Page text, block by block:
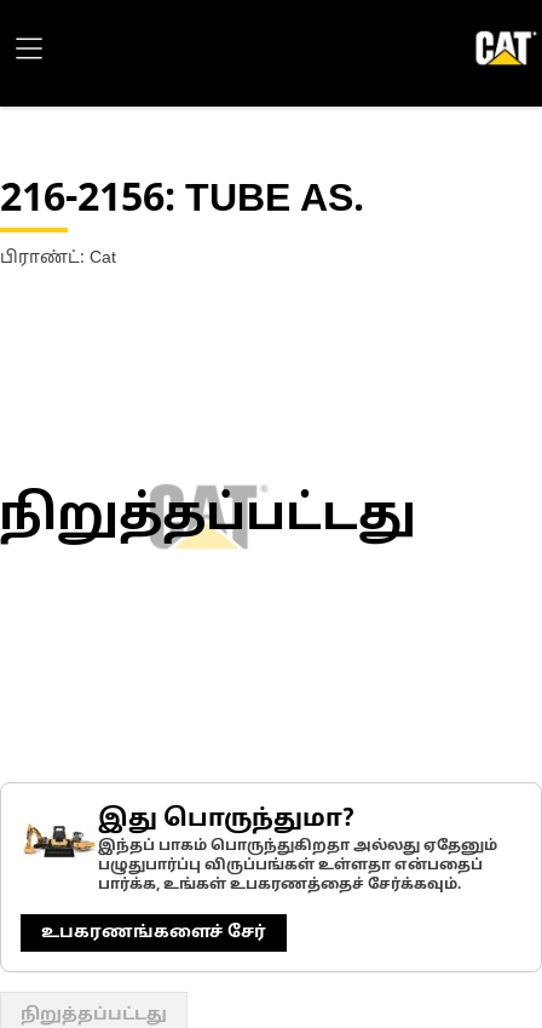
216-2156: TUBE AS.
பிராண்ட்: Cat
நிறுத்தப்பட்டது
இது பொருந்துமா?
இந்தப் பாகம் பொருந்துகிறதா அல்லது ஏதேனும்
பழுதுபார்ப்பு விருப்பங்கள் உள்ளதா என்பதைப்
பார்க்க, உங்கள் உபகரணத்தைச் சேர்க்கவும்.
உபகரணங்களைச் சேர்
நிறுத்தப்பட்டது